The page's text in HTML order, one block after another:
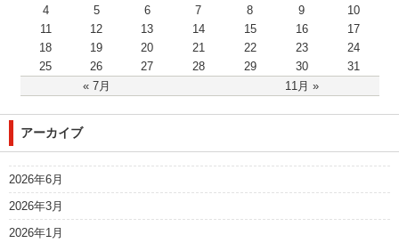
« 7月 11月 »
4
5 6 7 8 9
10
11
12 13 14 15 16
17
18
19 20 21 22 23
24
25
26 27 28 29 30 31
アーカイブ
2026年6月
2026年3月
2026年1月